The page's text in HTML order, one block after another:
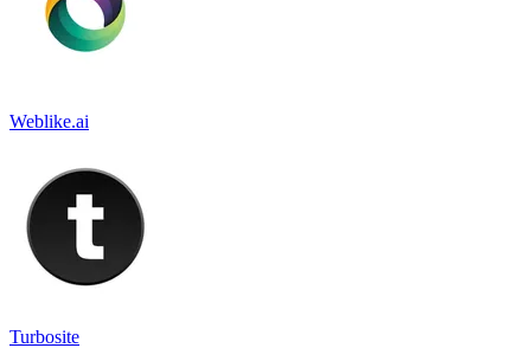
Weblike.ai
Turbosite